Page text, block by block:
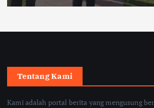
Tentang Kami
Kami adalah portal berita yang mengusung